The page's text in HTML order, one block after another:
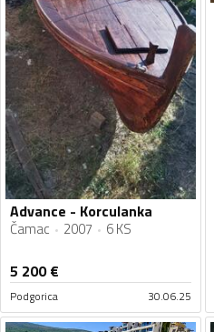
Advance - Korculanka
Čamac 2007 6 KS
5 200€
Podgorica 30.06.25